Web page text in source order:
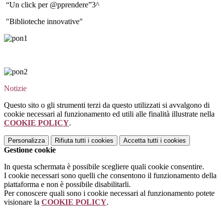
“Un click per @pprendere”3^
"Biblioteche innovative"
Notizie
Questo sito o gli strumenti terzi da questo utilizzati si avvalgono di
cookie necessari al funzionamento ed utili alle finalità illustrate nella
COOKIE POLICY.
Personalizza Rifiuta tutti i cookies Accetta tutti i cookies
Gestione cookie
In questa schermata è possibile scegliere quali cookie consentire.
I cookie necessari sono quelli che consentono il funzionamento della
piattaforma e non è possibile disabilitarli.
Per conoscere quali sono i cookie necessari al funzionamento potete
visionare la COOKIE POLICY.